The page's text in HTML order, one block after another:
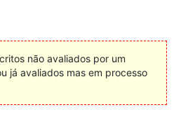
não avaliados por um
já avaliados mas em processo